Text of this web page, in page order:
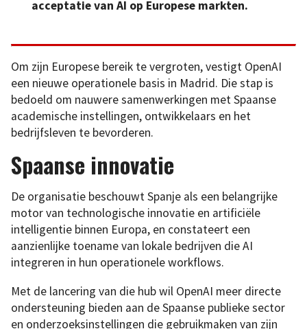
acceptatie van AI op Europese markten.
Om zijn Europese bereik te vergroten, vestigt OpenAI
een nieuwe operationele basis in Madrid. Die stap is
bedoeld om nauwere samenwerkingen met Spaanse
academische instellingen, ontwikkelaars en het
bedrijfsleven te bevorderen.
Spaanse innovatie
De organisatie beschouwt Spanje als een belangrijke
motor van technologische innovatie en artificiële
intelligentie binnen Europa, en constateert een
aanzienlijke toename van lokale bedrijven die AI
integreren in hun operationele workflows.
Met de lancering van die hub wil OpenAI meer directe
ondersteuning bieden aan de Spaanse publieke sector
en onderzoeksinstellingen die gebruikmaken van zijn